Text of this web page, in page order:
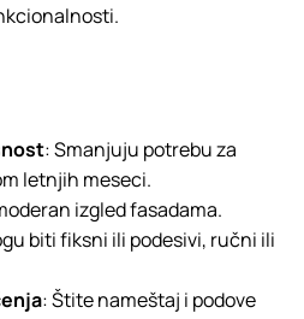
: Smanjuju potrebu za
letnjih meseci.
izgled fasadama.
biti fiksni ili podesivi, ručni ili
: Štite nameštaj i podove